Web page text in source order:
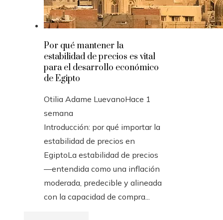
Por qué mantener la
estabilidad de precios es vital
para el desarrollo económico
de Egipto
Otilia Adame LuevanoHace 1
semana
Introducción: por qué importar la
estabilidad de precios en
EgiptoLa estabilidad de precios
—entendida como una inflación
moderada, predecible y alineada
con la capacidad de compra...